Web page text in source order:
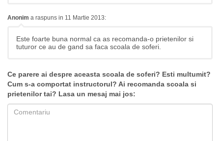
Anonim a raspuns in 11 Martie 2013:
Este foarte buna normal ca as recomanda-o prietenilor si
tuturor ce au de gand sa faca scoala de soferi.
Ce parere ai despre aceasta scoala de soferi? Esti multumit?
Cum s-a comportat instructorul? Ai recomanda scoala si
prietenilor tai? Lasa un mesaj mai jos: